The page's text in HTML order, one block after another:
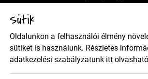
Adatkezelési
Sütik
Oldalunkon a felhasználói élmény
sütiket is használunk. Részletes
adatkezelési szabályzatunk itt